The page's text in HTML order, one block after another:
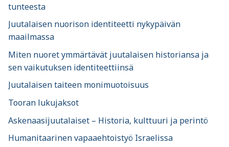
tunteesta
Juutalaisen nuorison identiteetti nykypäivän
maailmassa
Miten nuoret ymmärtävät juutalaisen historiansa ja
sen vaikutuksen identiteettiinsä
Juutalaisen taiteen monimuotoisuus
Tooran lukujaksot
Askenaasijuutalaiset – Historia, kulttuuri ja perintö
Humanitaarinen vapaaehtoistyö Israelissa